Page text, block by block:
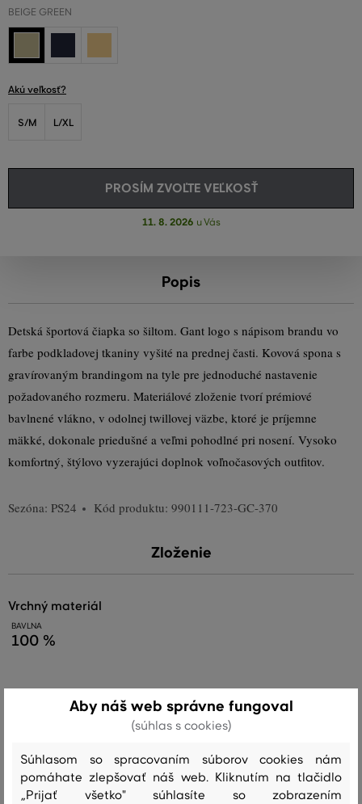
BEIGE GREEN
Akú veľkosť?
S/M L/XL
PROSÍM ZVOĽTE VEĽKOSŤ
11. 8. 2026 u Vás
Popis
Detská športová čiapka so šiltom. Gant logo s nápisom brandu vo
farbe podkladovej tkaniny vyšité na prednej časti. Kovová spona s
gravírovaným brandingom na tyle pre jednoduché nastavenie
požadovaného rozmeru. Materiálové zloženie tvorí prémiové
bavlnené vlákno, v odolnej twillovej väzbe, ktoré je príjemne
mäkké, dokonale priedušné a veľmi pohodlné pri nosení. Vysoko
komfortný, štýlovo vyzerajúci doplnok voľnočasových outfitov.
Sezóna: PS24 Kód produktu: 990111-723-GC-370
Zloženie
vrchný materiál
BAVLNA
100 %
Starostlivosť
PRANIE BIELENIE SUŠENIE ŽEHLENIE ČISTENIE
Aby náš web správne fungoval
(súhlas s cookies)
Súhlasom so spracovaním súborov cookies nám
pomáhate zlepšovať náš web. Kliknutím na tlačidlo
„Prijať všetko" súhlasíte so zobrazením